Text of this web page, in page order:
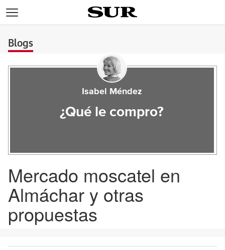
Blogs
Isabel Méndez
¿Qué le compro?
Mercado moscatel en
Almáchar y otras
propuestas